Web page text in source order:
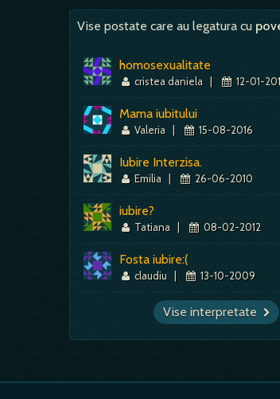
Vise postate care au legatura cu
homosexualitate
cristea daniela | 12-01-
Mama iubitului
Valeria | 15-08-2016
Iubire Interzisa.
Emilia | 26-06-2010
iubire?
Tatiana | 08-02-2012
Fosta iubire:(
claudiu | 13-10-2009
Vise interpretate